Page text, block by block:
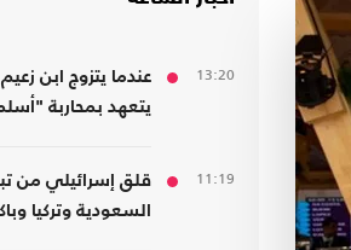
13:20
عندما يتزوج ابن
يتعهد بمحاربة
11:19
قلق إسرائيلي من
السعودية وتركيا